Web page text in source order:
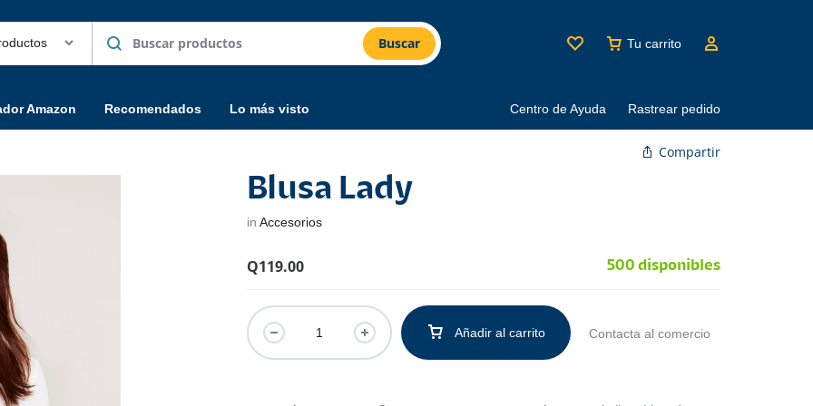
Buscar Tu carrito
Amazon Recomendados Lo más visto Centro de Ayuda Rastrear pedido
Compartir
Blusa Lady
inAccesorios
Q119.00 500 disponibles
Añadir al carrito Contacta al comercio